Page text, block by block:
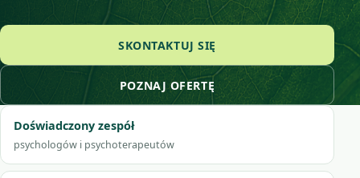
SKONTAKTUJ SIĘ
POZNAJ OFERTĘ
Doświadczony zespół
psychologów i psychoterapeutów